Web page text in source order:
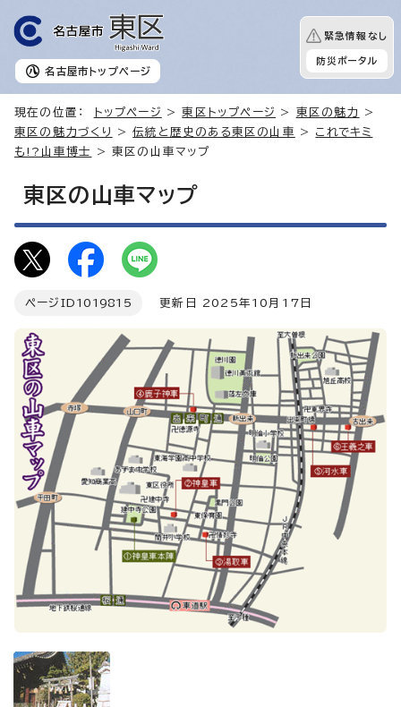
名古屋市 トップページ
緊急情報なし
防災ポータル
現在の位置： トップページ > 東区トップページ > 東区の魅力
>
東区の魅力づくり
>伝統と歴史のある東区の山車 > これでキミ
も!?山車博士
> 東区の山車マップ
東区の山車マップ
ページID 1019815 更新日 2025年10月17日